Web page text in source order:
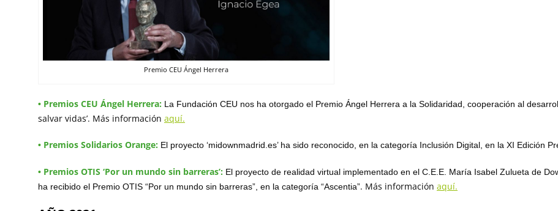
Premio CEU Ángel Herrera
• Premios CEU Ángel Herrera: La Fundación CEU nos ha otorgado el Premio Ángel Herrera a la Solidaridad, cooperación al
salvar vidas’. Más información aquí.
• Premios Solidarios Orange: El proyecto ‘midownmadrid.es’ ha sido reconocido, en la categoría Inclusión Digital, en la XI Edición
• Premios OTIS ‘Por un mundo sin barreras’: El proyecto de realidad virtual implementado en el C.E.E. María Isabel Zulueta de
ha recibido el Premio OTIS “Por un mundo sin barreras”, en la categoría “Ascentia”. Más información aquí.